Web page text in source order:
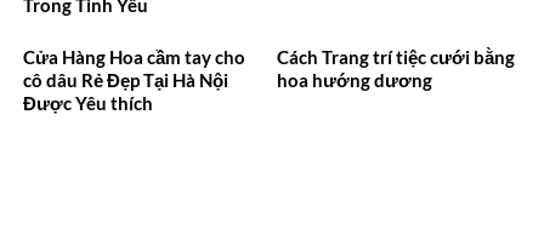
Trong Tình Yêu
Cửa Hàng Hoa cầm tay cho
cô dâu Rẻ Đẹp Tại Hà Nội
Được Yêu thích
Cách Trang trí tiệc cưới bằng
hoa hướng dương